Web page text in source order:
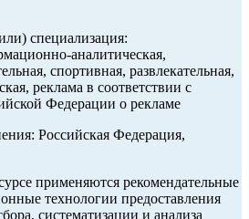
специализация:
аналитическая,
спортивная, развлекательная,
реклама в соответствии с
Федерации о рекламе
Российская Федерация,
применяются рекомендательные
технологии предоставления
систематизации и анализа